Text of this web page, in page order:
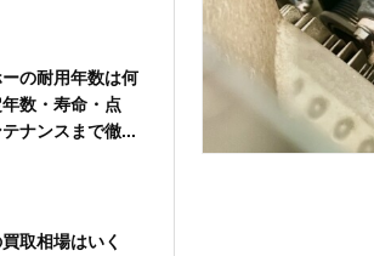
の耐用年数は何
数・寿命・点
ナンスまで徹...
取相場はいく